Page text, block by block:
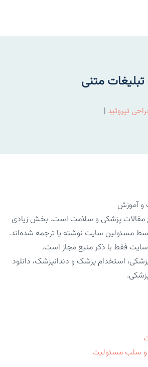
تبلیغات متنی
تیروئید |
و آموزش
پزشکی و سلامت است. بخش زیادی
مسئولین سایت نوشته یا ترجمه شده‌اند.
سایت فقط با ذکر منبع مجاز است.
استخدام پزشک و دندانپزشک، دانلود
سلب مسئولیت